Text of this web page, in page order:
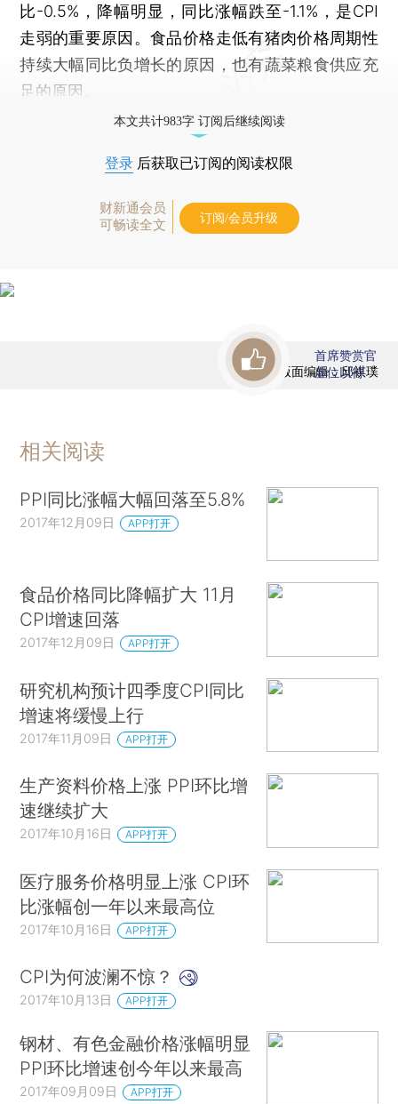
比-0.5%，降幅明显，同比涨幅跌至-1.1%，是CPI
走弱的重要原因。食品价格走低有猪肉价格周期性
持续大幅同比负增长的原因，也有蔬菜粮食供应充
足的原因。
本文共计983字 订阅后继续阅读
登录 后获取已订阅的阅读权限
财新通会员
可畅读全文
订阅/会员升级
版面编辑：邱祺璞
首席赞赏官
虚位以待
相关阅读
PPI同比涨幅大幅回落至5.8%
2017年12月09日 APP打开
食品价格同比降幅扩大 11月
CPI增速回落
2017年12月09日 APP打开
研究机构预计四季度CPI同比
增速将缓慢上行
2017年11月09日 APP打开
生产资料价格上涨 PPI环比增
速继续扩大
2017年10月16日 APP打开
医疗服务价格明显上涨 CPI环
比涨幅创一年以来最高位
2017年10月16日 APP打开
CPI为何波澜不惊？
2017年10月13日 APP打开
钢材、有色金融价格涨幅明显
PPI环比增速创今年以来最高
2017年09月09日 APP打开